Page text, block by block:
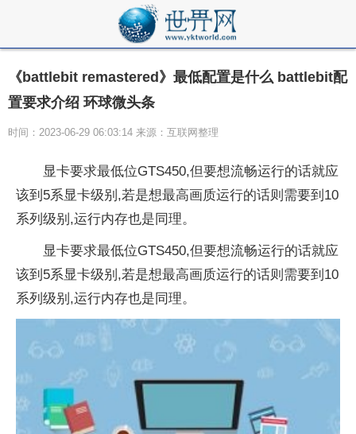
《battlebit remastered》最低配置是什么 battlebit配
置要求介绍 环球微头条
时间：2023-06-29 06:03:14 来源：互联网整理
显卡要求最低位GTS450,但要想流畅运行的话就应
该到5系显卡级别,若是想最高画质运行的话则需要到10
系列级别,运行内存也是同理。​​​​​​​
显卡要求最低位GTS450,但要想流畅运行的话就应
该到5系显卡级别,若是想最高画质运行的话则需要到10
系列级别,运行内存也是同理。​​​​​​​